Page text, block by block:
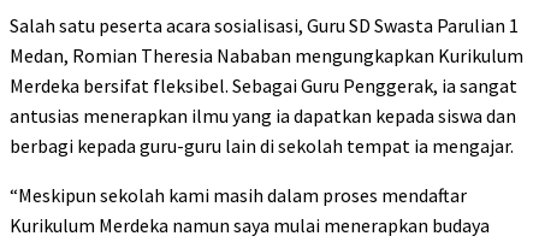
Salah satu peserta acara sosialisasi, Guru SD Swasta Parulian 1
Medan, Romian Theresia Nababan mengungkapkan Kurikulum
Merdeka bersifat fleksibel. Sebagai Guru Penggerak, ia sangat
antusias menerapkan ilmu yang ia dapatkan kepada siswa dan
berbagi kepada guru-guru lain di sekolah tempat ia mengajar.
“Meskipun sekolah kami masih dalam proses mendaftar
Kurikulum Merdeka namun saya mulai menerapkan budaya